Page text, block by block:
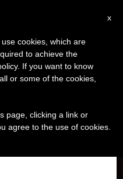
‘Juan
×
haremos la pausa
el periodo de verano
y también el
x
cookies, which are
to achieve the
If you want to know
or some of the cookies,
page, clicking a link or
agree to the use of cookies.